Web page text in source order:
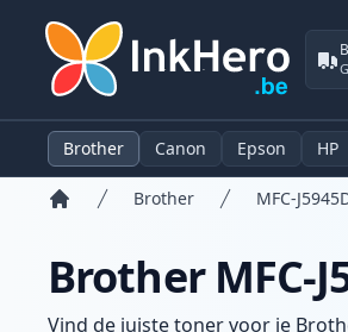
Brother Canon Epson HP
Brother MFC-
Brother MFC-
Vind de juiste toner voor je